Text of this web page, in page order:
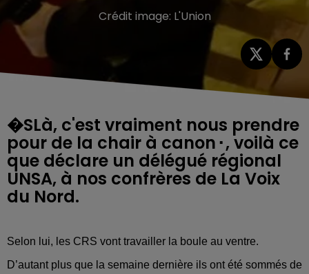
Crédit image: L'Union
�SLà, c'est vraiment nous prendre
pour de la chair à canon⬝, voilà ce
que déclare un délégué régional
UNSA, à nos confrères de La Voix
du Nord.
Selon lui, les CRS vont travailler la boule au ventre.
D’autant plus que la semaine dernière ils ont été sommés de